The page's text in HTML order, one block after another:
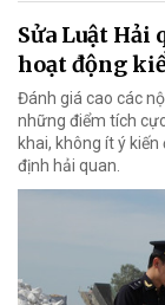
Sửa Luật Hải
hoạt động
Đánh giá cao các
những điểm tích
khai, không ít ý
định hải quan.